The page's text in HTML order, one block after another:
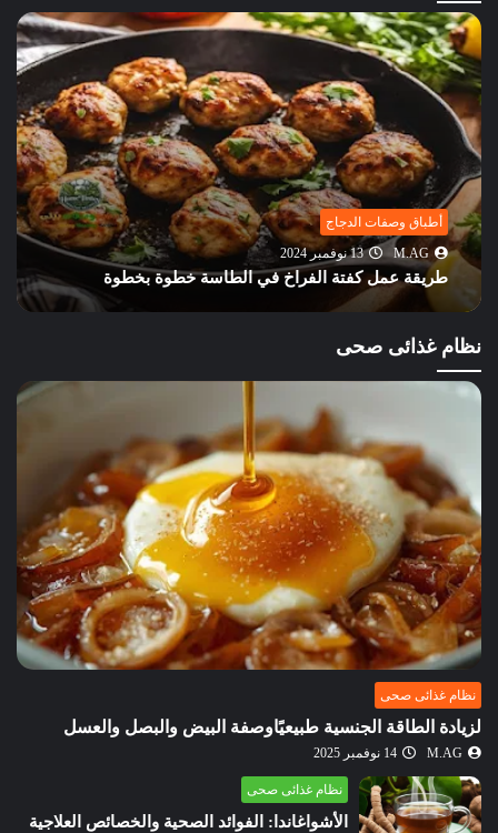
أطباق وصفات الدجاج
M.AG
31 يوليو 2024
طريقة عمل طاجن البطاطس والدجاج بالجبنة الموزاريلا
نظام غذائى صحى
نظام غذائى صحى
لزيادة الطاقة الجنسية طبيعيًاوصفة البيض والبصل والعسل
M.AG 14 نوفمبر 2025
نظام غذائى صحى
الأشواغاندا: الفوائد الصحية والخصائص العلاجية